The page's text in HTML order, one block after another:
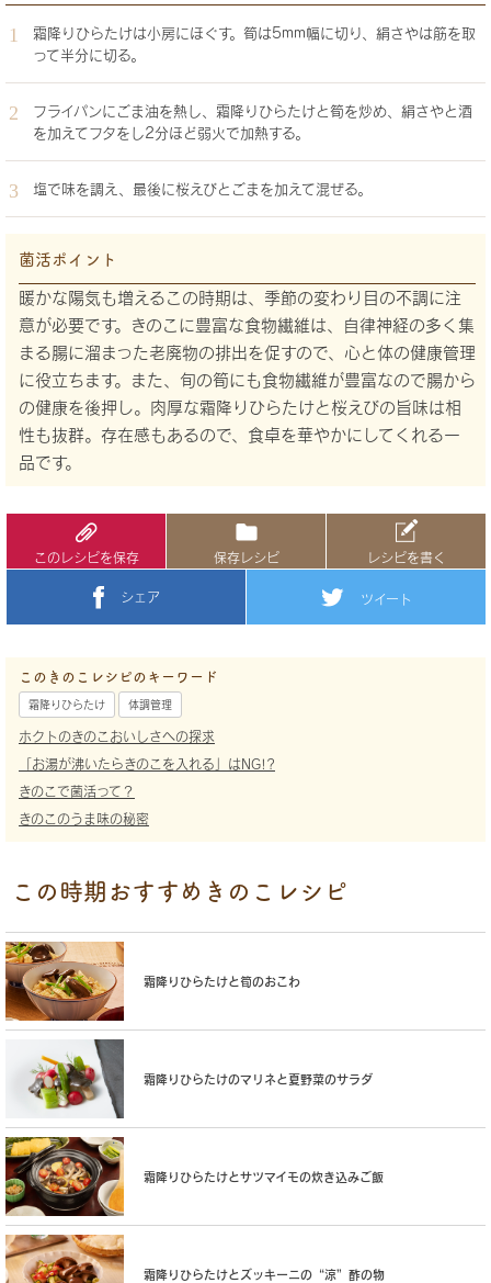
霜降りひらたけは小房にほぐす。筍は5mm幅に切り、絹さやは筋を取
って半分に切る。
フライパンにごま油を熱し、霜降りひらたけと筍を炒め、絹さやと酒
を加えてフタをし2分ほど弱火で加熱する。
塩で味を調え、最後に桜えびとごまを加えて混ぜる。
菌活ポイント
暖かな陽気も増えるこの時期は、季節の変わり目の不調に注
意が必要です。きのこに豊富な食物繊維は、自律神経の多く集
まる腸に溜まった老廃物の排出を促すので、心と体の健康管理
に役立ちます。また、旬の筍にも食物繊維が豊富なので腸から
の健康を後押し。肉厚な霜降りひらたけと桜えびの旨味は相
性も抜群。存在感もあるので、食卓を華やかにしてくれる一
品です。
このレシピを保存 保存レシピ レシピを書く
シェア ツイート
このきのこレシピのキーワード
霜降りひらたけ 体調管理
ホクトのきのこおいしさへの探求
「お湯が沸いたらきのこを入れる」はNG!?
きのこで菌活って？
きのこのうま味の秘密
この時期おすすめきのこレシピ
霜降りひらたけと筍のおこわ
霜降りひらたけのマリネと夏野菜のサラダ
霜降りひらたけとサツマイモの炊き込みご飯
霜降りひらたけとズッキーニの“涼”酢の物